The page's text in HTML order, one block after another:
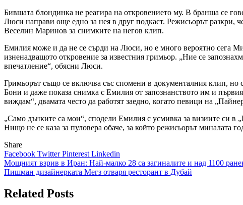
Бившата блондинка не реагира на откровението му. В бранша се
Люси направи още едно за нея в друг подкаст. Режисьорът разкри,
Веселин Маринов за снимките на негов клип.
Емилия може и да не се сърди на Люси, но е много вероятно сега
изненадващото откровение за известния гримьор. „Ние се
впечатление“, обясни Люси.
Гримьорът също се включва със спомени в документалния клип, но
Бони и даже показа снимка с Емилия от запознанството им и
виждам“, двамата често да работят заедно, когато певици на
„Само дънките са мои“, сподели Емилия с усмивка за визиите си в
Нищо не се каза за пуловера обаче, за който режисьорът миналата
Share
Facebook TwitterPinterest Linkedin
Навигация
Мощният взрив в Иран: Най-малко 28 са загиналите и над 1100
Пишман дизайнерката Мегз отваря ресторант в Дубай
Related Posts